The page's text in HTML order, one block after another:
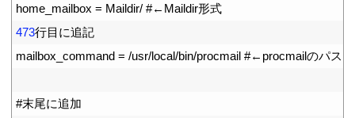
home_mailbox = Maildir/ #←Maildir形式
473行目に追記
mailbox_command = /usr/local/bin/procmail #←procmailのパス
#末尾に追加